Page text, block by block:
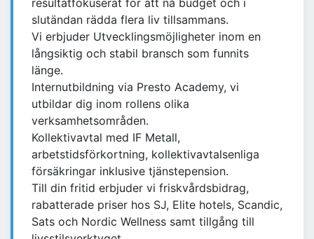
resultatfokuserat för att nå budget och i
slutändan rädda flera liv tillsammans.
Vi erbjuder Utvecklingsmöjligheter inom en
långsiktig och stabil bransch som funnits
länge.
Internutbildning via Presto Academy, vi
utbildar dig inom rollens olika
verksamhetsområden.
Kollektivavtal med IF Metall,
arbetstidsförkortning, kollektivavtalsenliga
försäkringar inklusive tjänstepension.
Till din fritid erbjuder vi friskvårdsbidrag,
rabatterade priser hos SJ, Elite hotels, Scandic,
Sats och Nordic Wellness samt tillgång till